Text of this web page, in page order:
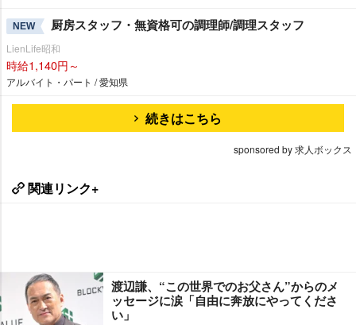
NEW 厨房スタッフ・無資格可の調理師/調理スタッフ
LienLife昭和
時給1,140円～
アルバイト・パート / 愛知県
続きはこちら
sponsored by 求人ボックス
関連リンク+
渡辺謙、“この世界でのお父さん”からのメ
ッセージに涙「自由に奔放にやってくださ
い」